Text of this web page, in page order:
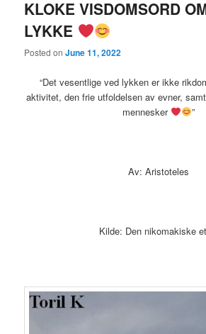
KLOKE VISDOMSORD
LYKKE
Posted onJune 11, 2022
“Det vesentlige ved lykken er ikke
aktivitet, den frie utfoldelsen av evner,
mennesker
”
Av: Aristoteles
Kilde: Den nikomakiske